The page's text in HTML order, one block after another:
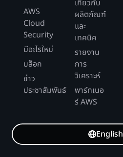
AWS
Cloud
Security
มีอะไรใหม่
บล็อก
ข่าว
ประชาสัมพันธ์
เกี่ยวกับ
ผลิตภัณฑ์
และ
เทคนิค
รายงาน
การ
วิเคราะห์
พาร์ทเนอ
ร์ AWS
English